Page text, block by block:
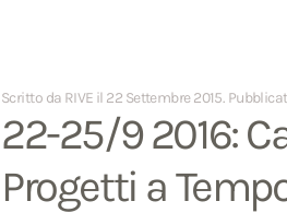
Scritto da RIVE il 22 Settembre 2015.
22-25/9 2016:
Progetti a